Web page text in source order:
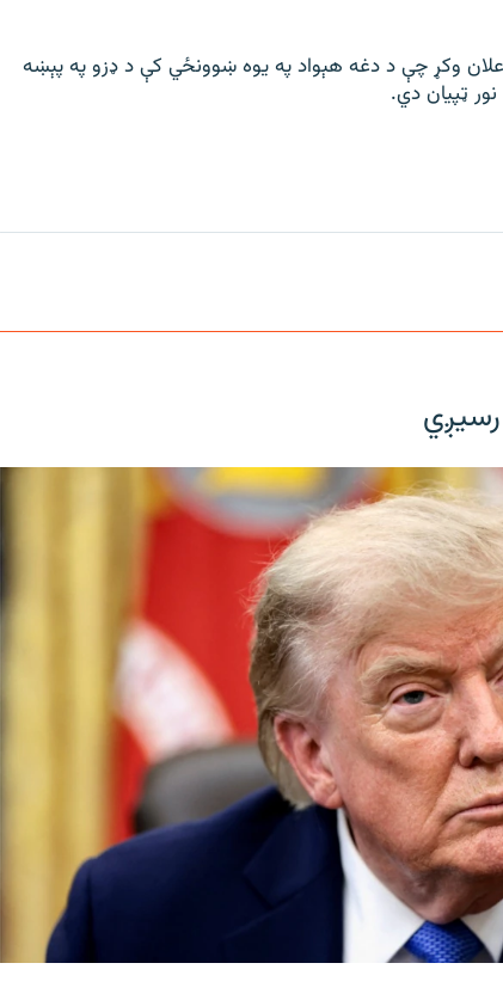
پولیسو د جمعې په ورځ، د زمري ۱۶مه، اعلان وکړ چې د دغه هېواد په یوه ښوونځي کې د ډزو په پېښه